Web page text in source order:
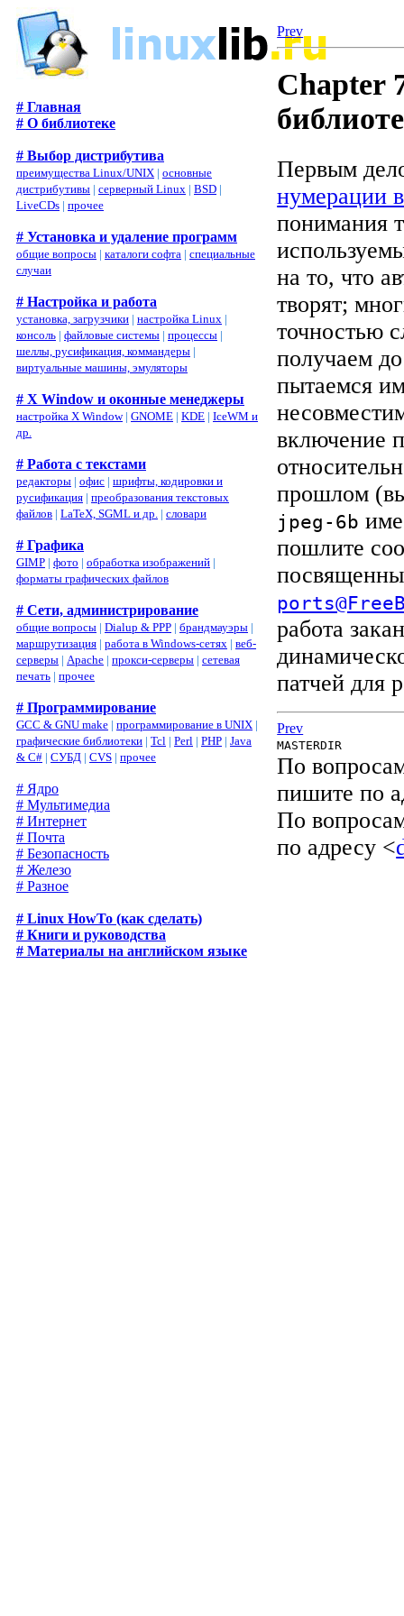
# Главная
# О библиотеке
# Выбор дистрибутива
преимущества Linux/UNIX | основные
дистрибутивы | серверный Linux | BSD |
LiveCDs | прочее
# Установка и удаление программ
общие вопросы | каталоги софта | специальные
случаи
# Настройка и работа
установка, загрузчики | настройка Linux |
консоль | файловые системы | процессы |
шеллы, русификация, коммандеры |
виртуальные машины, эмуляторы
# X Window и оконные менеджеры
настройка X Window| GNOME | KDE | IceWM и
др.
# Работа с текстами
редакторы | офис | шрифты, кодировки и
русификация | преобразования текстовых
файлов | LaTeX, SGML и др. | словари
# Графика
GIMP | фото | обработка изображений |
форматы графических файлов
# Сети, администрирование
общие вопросы | Dialup & PPP | брандмауэры |
маршрутизация | работа в Windows-сетях | веб-
серверы | Apache | прокси-серверы | сетевая
печать | прочее
# Программирование
GCC & GNU make | программирование в UNIX |
графические библиотеки | Tcl | Perl | PHP | Java
& C# | СУБД | CVS | прочее
# Ядро
# Мультимедиа
# Интернет
# Почта
# Безопасность
# Железо
# Разное
# Linux HowTo (как сделать)
# Книги и руководства
# Материалы на английском языке
Prev
Chapter
Первым
нумерации
понимания
на то, что
творят;
точностью
получаем
пытаемся
включение
прошлом
jpeg-6b
пошлите
работа
патчей для
Prev
MASTERDIR
По
пишите по
По
по адресу <